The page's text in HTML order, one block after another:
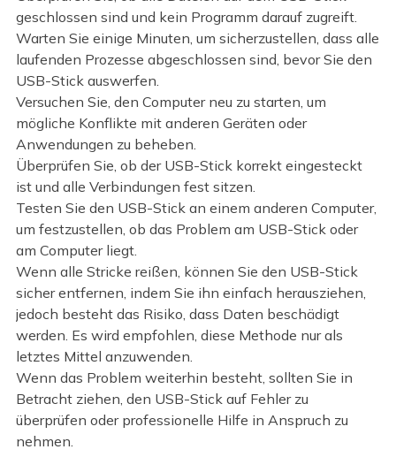
geschlossen sind und kein Programm darauf zugreift.
Warten Sie einige Minuten, um sicherzustellen, dass alle
laufenden Prozesse abgeschlossen sind, bevor Sie den
USB-Stick auswerfen.
Versuchen Sie, den Computer neu zu starten, um
mögliche Konflikte mit anderen Geräten oder
Anwendungen zu beheben.
Überprüfen Sie, ob der USB-Stick korrekt eingesteckt
ist und alle Verbindungen fest sitzen.
Testen Sie den USB-Stick an einem anderen Computer,
um festzustellen, ob das Problem am USB-Stick oder
am Computer liegt.
Wenn alle Stricke reißen, können Sie den USB-Stick
sicher entfernen, indem Sie ihn einfach herausziehen,
jedoch besteht das Risiko, dass Daten beschädigt
werden. Es wird empfohlen, diese Methode nur als
letztes Mittel anzuwenden.
Wenn das Problem weiterhin besteht, sollten Sie in
Betracht ziehen, den USB-Stick auf Fehler zu
überprüfen oder professionelle Hilfe in Anspruch zu
nehmen.